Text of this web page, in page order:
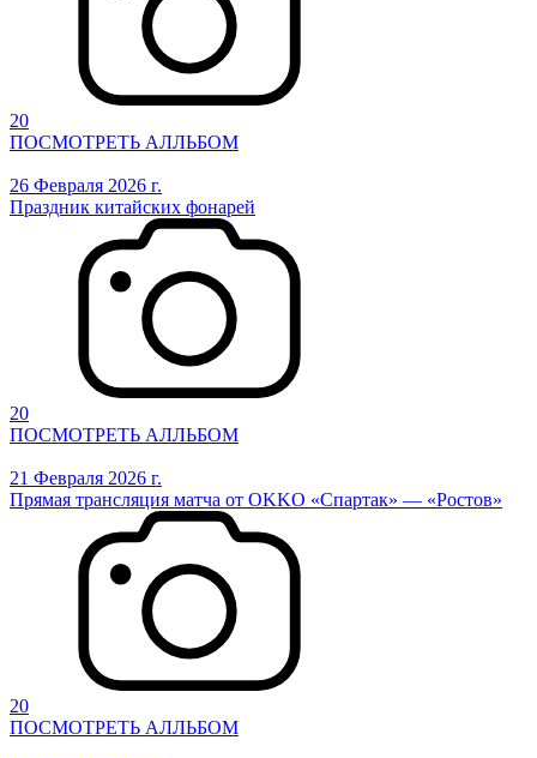
20
ПОСМОТРЕТЬ АЛЛЬБОМ
26 Февраля 2026 г.
Праздник китайских фонарей
20
ПОСМОТРЕТЬ АЛЛЬБОМ
21 Февраля 2026 г.
Прямая трансляция матча от OKKO «Спартак» — «Ростов»
20
ПОСМОТРЕТЬ АЛЛЬБОМ